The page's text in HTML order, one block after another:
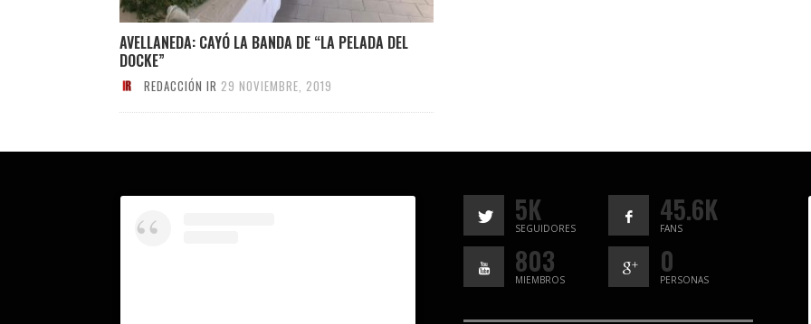
AVELLANEDA: CAYÓ LA BANDA DE “LA PELADA DEL
DOCKE”
REDACCIÓN IR 29 NOVIEMBRE, 2019
5K
SEGUIDORES
45.6K
FANS
803
MIEMBROS
0
PERSONAS